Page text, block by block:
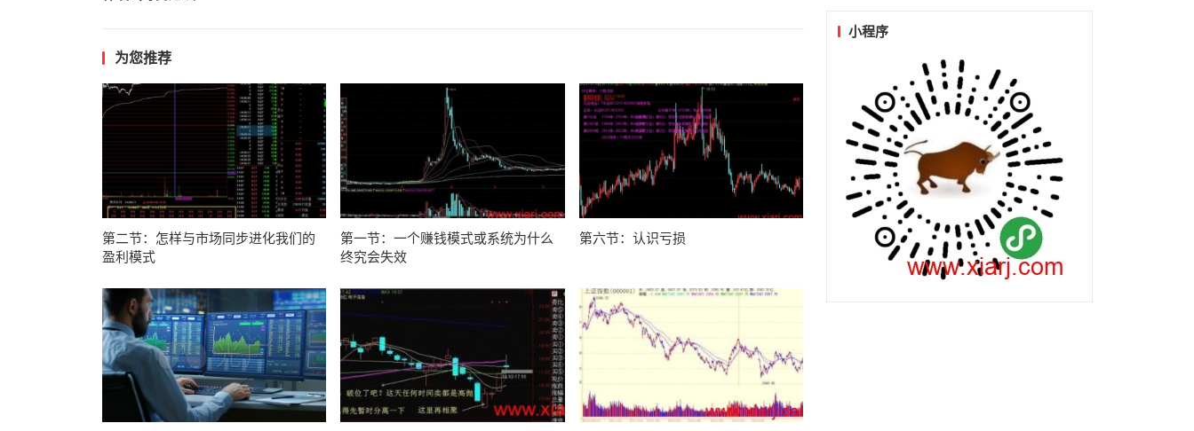
为您推荐
第二节：怎样与市场同步进化我们的
盈利模式
第一节：一个赚钱模式或系统为什么
终究会失效
第六节：认识亏损
小程序